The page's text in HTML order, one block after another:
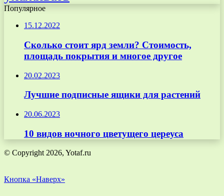
Популярное
15.12.2022
Сколько стоит ярд земли? Стоимость,
площадь покрытия и многое другое
20.02.2023
Лучшие подписные ящики для растений
20.06.2023
10 видов ночного цветущего цереуса
© Copyright 2026, Yotaf.ru
Кнопка «Наверх»